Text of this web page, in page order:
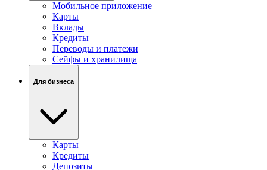
Мобильное приложение
Карты
Вклады
Кредиты
Переводы и платежи
Сейфы и хранилища
Для бизнеса
Карты
Кредиты
Депозиты